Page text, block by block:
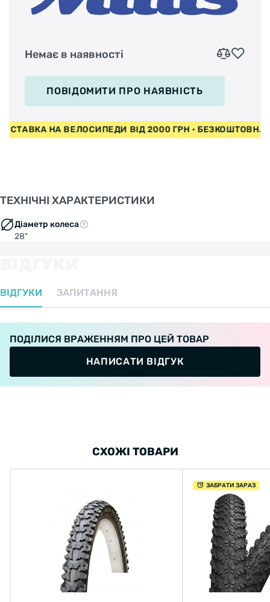
Немає в наявності
ПОВІДОМИТИ ПРО НАЯВНІСТЬ
НА ВЕЛОСИПЕДИ ВІД 2000 ГРН • БЕЗКОШТОВНА
ТЕХНІЧНІ ХАРАКТЕРИСТИКИ
Діаметр колеса
28"
ВІДГУКИ ЗАПИТАННЯ
ПОДІЛИСЯ ВРАЖЕННЯМ ПРО ЦЕЙ ТОВАР
НАПИСАТИ ВІДГУК
СХОЖІ ТОВАРИ
ЗАБРАТИ ЗАРАЗ